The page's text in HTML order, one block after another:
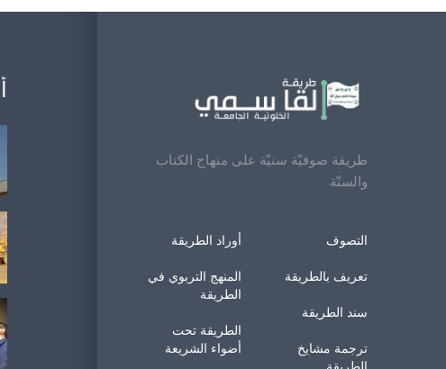
طريقة صوفيّة سنيّة على منهاج الكتاب
والسنّة
التصوف
تعريف بالطريقة
سند الطريقة
ترجمة مشايخ
أوراد الطريقة
المنهج التربوي في
الطريقة
الطريقة تحت
أضواء الشريعة